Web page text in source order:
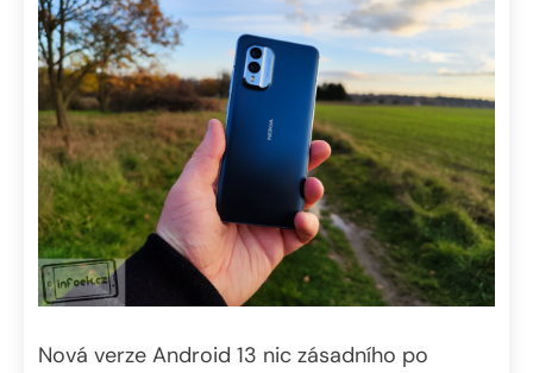
Nová verze Android 13 nic zásadního po